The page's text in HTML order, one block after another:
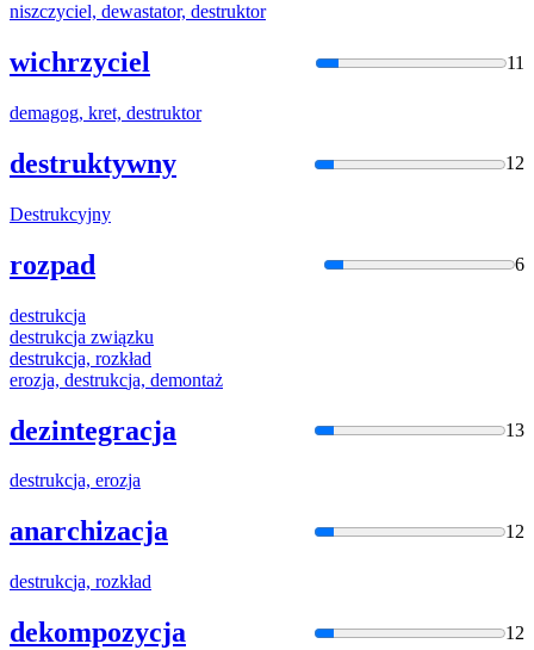
niszczyciel, dewastator, destruktor
wichrzyciel 11
demagog, kret, destruktor
destruktywny 12
Destrukcyjny
rozpad 6
destrukcja
destrukcja związku
destrukcja, rozkład
erozja, destrukcja, demontaż
dezintegracja 13
destrukcja, erozja
anarchizacja 12
destrukcja, rozkład
dekompozycja 12